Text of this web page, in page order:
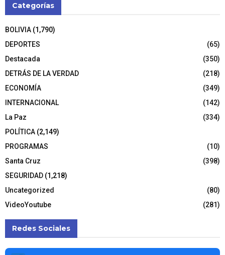
Categorías
BOLIVIA (1,790)
DEPORTES
(65)
Destacada
(350)
DETRÁS DE LA VERDAD
(218)
ECONOMÍA
(349)
INTERNACIONAL
(142)
La Paz
(334)
POLÍTICA (2,149)
PROGRAMAS
(10)
Santa Cruz
(398)
SEGURIDAD (1,218)
Uncategorized
(80)
VideoYoutube
(281)
Redes Sociales